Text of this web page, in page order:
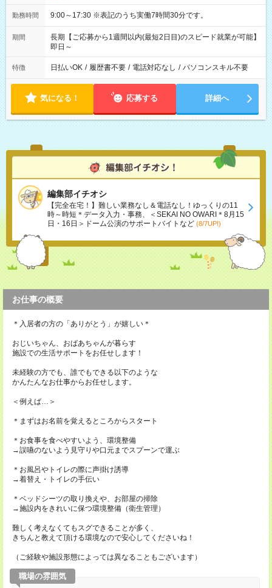
勤務時間 9:00～17:30 ※表記のうち実働7時間30分です。
期間
長期【ご応募から1週間以内(最短2日目)のスピード就業が可能】
即日～
特徴 日払いOK / 履歴書不要 / 電話対応なし / パソコンスキル不要
気になる！ 応募する 詳細へ
編集部イチオシ
【完全在宅！】難しい業務なし＆電話なし！ゆっくりの11
時～時短＊データ入力・事務、＜SEKAI NO OWARI＊8月15
日・16日＞ドーム公演のサポートバイトなど (8/7UP!)
お仕事の概要
＊入居者の方の「ありがとう」が嬉しい＊
おじいちゃん、おばあちゃんが暮らす
施設での生活サポートをお任せします！
未経験の方でも、誰でもできる以下のような
かんたんなお仕事からお任せします。
＜例えば…＞
＊まずはお名前を覚えるところからスタート
＊お食事を食べやすいよう、環境整備
→誤嚥のないよう見守りや口元までスプーンで運ぶ
＊お風呂やトイレの際に声掛け誘導
→着替え・トイレの手伝い
＊ベッドシーツの取り換えや、お部屋の掃除
→施設内をきれいに保つ環境整備（衛生管理）
難しく考えなくてもスグできることが多く、
きちんと教えて頂ける環境なので安心してくださいね！
（ご経験や施設形態によっては異なることもございます）
職場の雰囲気